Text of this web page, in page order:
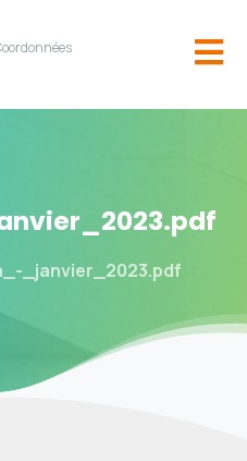
_janvier_2023.pdf